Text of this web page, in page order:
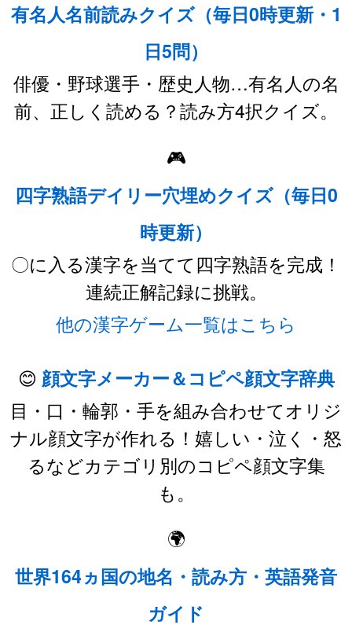
有名人名前読みクイズ（毎日0時更新・1
日5問）
俳優・野球選手・歴史人物…有名人の名
前、正しく読める？読み方4択クイズ。
🎮
四字熟語デイリー穴埋めクイズ（毎日0
時更新）
〇に入る漢字を当てて四字熟語を完成！
連続正解記録に挑戦。
他の漢字ゲーム一覧はこちら
😊 顔文字メーカー＆コピペ顔文字辞典
目・口・輪郭・手を組み合わせてオリジ
ナル顔文字が作れる！嬉しい・泣く・怒
るなどカテゴリ別のコピペ顔文字集
も。
🌍
世界164ヵ国の地名・読み方・英語発音
ガイド